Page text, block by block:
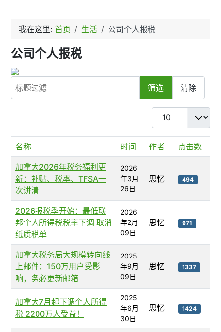
我在这里: 首页 生活 公司个人报税
公司个人报税
标题过滤
筛选 清除
每页显示条数
名称 时间 作者 点击数
加拿大2026年税务福利更
新：补贴、税率、TFSA一
次讲清
2026
年3月
26日
思忆 494
2026报税季开始：最低联
邦个人所得税税率下调 取消
纸质税单
2026
年2月
09日
思忆 971
加拿大税务局大规模转向线
上邮件：150万用户受影
响，务必更新邮箱
2025
年9月
09日
思忆 1337
加拿大7月起下调个人所得
税 2200万人受益！
2025
年6月
30日
思忆 1424